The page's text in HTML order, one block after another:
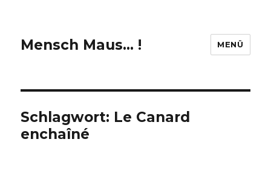
Mensch Maus… ! MENÜ
Schlagwort: Le Canard
enchaîné